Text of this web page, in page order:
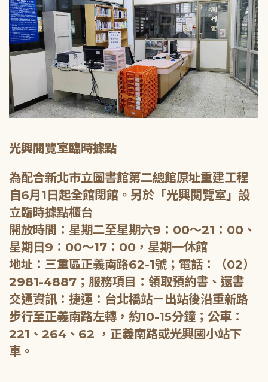
光興閱覽室臨時據點
為配合新北市立圖書館第二總館原址重建工程
自6月1日起全館閉館。另於「光興閱覽室」設
立臨時據點櫃台
開放時間：星期二至星期六9：00～21：00、
星期日9：00～17：00，星期一休館
地址：三重區正義南路62-1號；電話：（02）
2981-4887；服務項目：領取預約書、還書
交通資訊：捷運：台北橋站－出站後沿重新路
步行至正義南路左轉，約10-15分鐘；公車：
221、264、62 ，正義南路或光興國小站下
車。